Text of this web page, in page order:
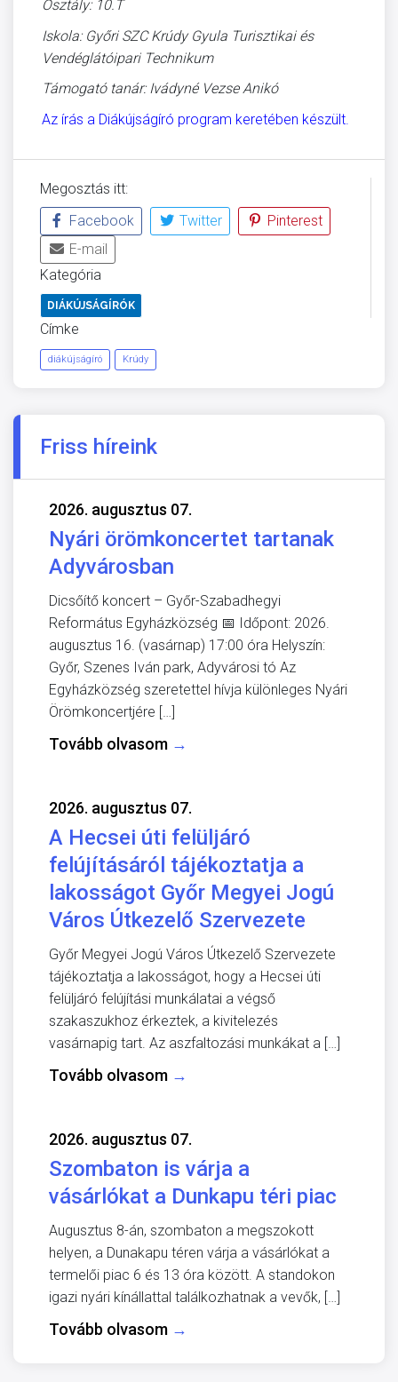
Osztály: 10.T
Iskola: Győri SZC Krúdy Gyula Turisztikai és
Vendéglátóipari Technikum
Támogató tanár: Ivádyné Vezse Anikó
Az írás a Diákújságíró program keretében készült.
Megosztás itt:
Facebook
Twitter
Pinterest
E-mail
Kategória
DIÁKÚJSÁGÍRÓK
Címke
diákújságíró Krúdy
Friss híreink
2026. augusztus 07.
Nyári örömkoncertet tartanak
Adyvárosban
Dicsőítő koncert – Győr-Szabadhegyi
Református Egyházközség 📅 Időpont: 2026.
augusztus 16. (vasárnap) 17:00 óra Helyszín:
Győr, Szenes Iván park, Adyvárosi tó Az
Egyházközség szeretettel hívja különleges Nyári
Örömkoncertjére […]
Tovább olvasom →
2026. augusztus 07.
A Hecsei úti felüljáró
felújításáról tájékoztatja a
lakosságot Győr Megyei Jogú
Város Útkezelő Szervezete
Győr Megyei Jogú Város Útkezelő Szervezete
tájékoztatja a lakosságot, hogy a Hecsei úti
felüljáró felújítási munkálatai a végső
szakaszukhoz érkeztek, a kivitelezés
vasárnapig tart. Az aszfaltozási munkákat a […]
Tovább olvasom →
2026. augusztus 07.
Szombaton is várja a
vásárlókat a Dunkapu téri piac
Augusztus 8-án, szombaton a megszokott
helyen, a Dunakapu téren várja a vásárlókat a
termelői piac 6 és 13 óra között. A standokon
igazi nyári kínállattal találkozhatnak a vevők, […]
Tovább olvasom →